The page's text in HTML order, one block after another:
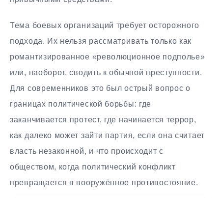
Тема боевых организаций требует осторожного
подхода. Их нельзя рассматривать только как
романтизированное «революционное подполье»
или, наоборот, сводить к обычной преступности.
Для современников это был острый вопрос о
границах политической борьбы: где
заканчивается протест, где начинается террор,
как далеко может зайти партия, если она считает
власть незаконной, и что происходит с
обществом, когда политический конфликт
превращается в вооружённое противостояние.